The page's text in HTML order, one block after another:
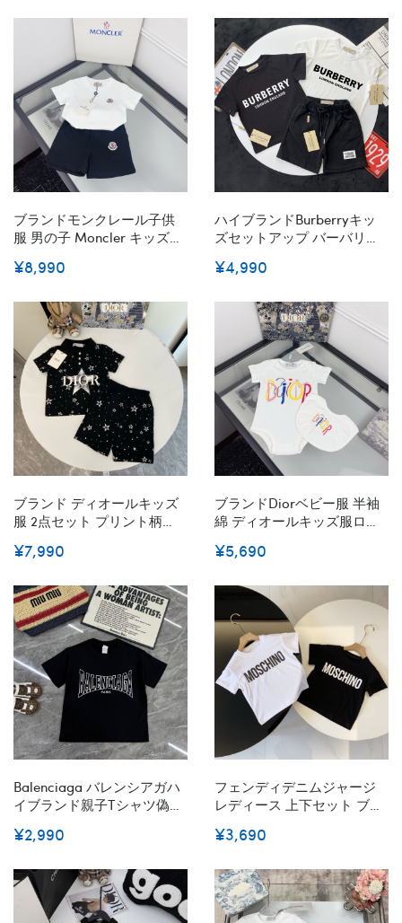
ムパンツ ズボン ジャージ ガ
ールズ ダンスウェア ジュニ
ア 90¬150cm
いリポン本 夏服 キッズ 通学
演奏会 パーティー
90¬140CM
ブランドモンクレール子供
服 男の子 Moncler キッズセ
ツ ハーフパンツ 上下セット
の子 カジュアル 韓国 お洒落
ストライプ 男の子 半袖スウ
ェット セットアップ90-
170cm
¥8,990
ハイブランドBurberryキッ
ズセットアップ バーバリー
パンツ 男女兼用 夏服 コット
90-160cm
¥4,990
ブランド ディオールキッズ
服 2点セット プリント柄
パン スポーティ 春夏 男の子
縮性 上下セットアップ 韓国
子供服パロディ 激安 90-
150cm
¥7,990
ブランドDiorベビー服 半袖
綿 ディオールキッズ服ロン
児服 カバーオール 夏 出産祝
59¬90cm
¥5,690
Balenciaga バレンシアガハ
イブランド親子tシャツ偽物
ャツブランド子供服 コピー
代 30代40代tシャツ 激安パ
ロディtシャツ ユニセック
ブランド
¥2,990
フェンディデニムジャージ
レディース 上下セット ブラ
プ メンズ 半袖 上下セット
トパンツ カジュアル 韓国 お
しゃれ 通学 通勤 S-L
¥3,690